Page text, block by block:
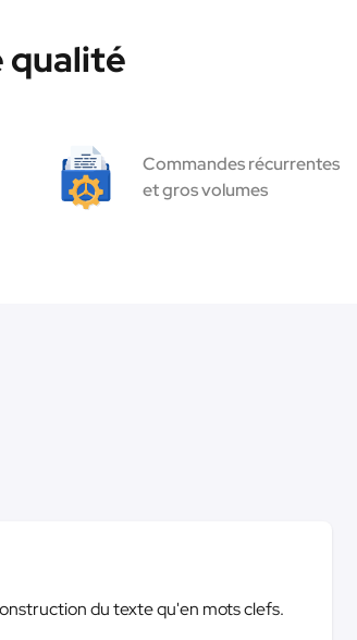
qualité
Commandes récurrentes
et gros volumes
du texte qu'en mots clefs.